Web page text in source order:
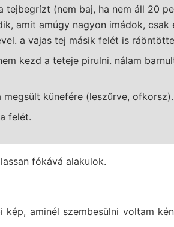
(nem baj, ha nem áll 20
amit amúgy nagyon imádok, csak
a vajas tej másik felét is
kezd a teteje pirulni. nálam
künefére (leszűrve,
felét.
fókává alakulok.
aminél szembesülni voltam